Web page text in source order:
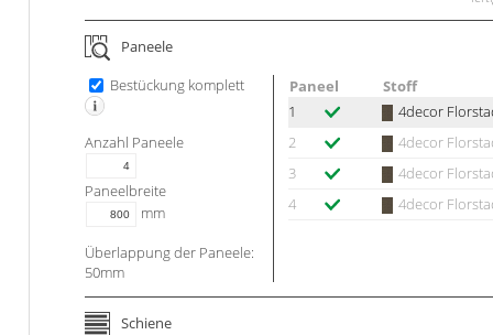
Zubehör
Jalousien ohne Bohren
Galerie
Konfigurator
Scheibengardinen
Sonnensegel
Outdoor-Plissees
Messanleitung
Gardinenschals
Schlaufenschals
Vorhangschals
Ösenschals
Fliegengitter
Tischdecke
Fensterbilder
Gardinenstange
Paneele
Bestückung komplett
Anzahl Paneele
Paneelbreite
mm
Überlappung der Paneele:
50mm
Paneel
Stoff
1
4decor
2
4decor
3
4decor
4
4decor
Schiene